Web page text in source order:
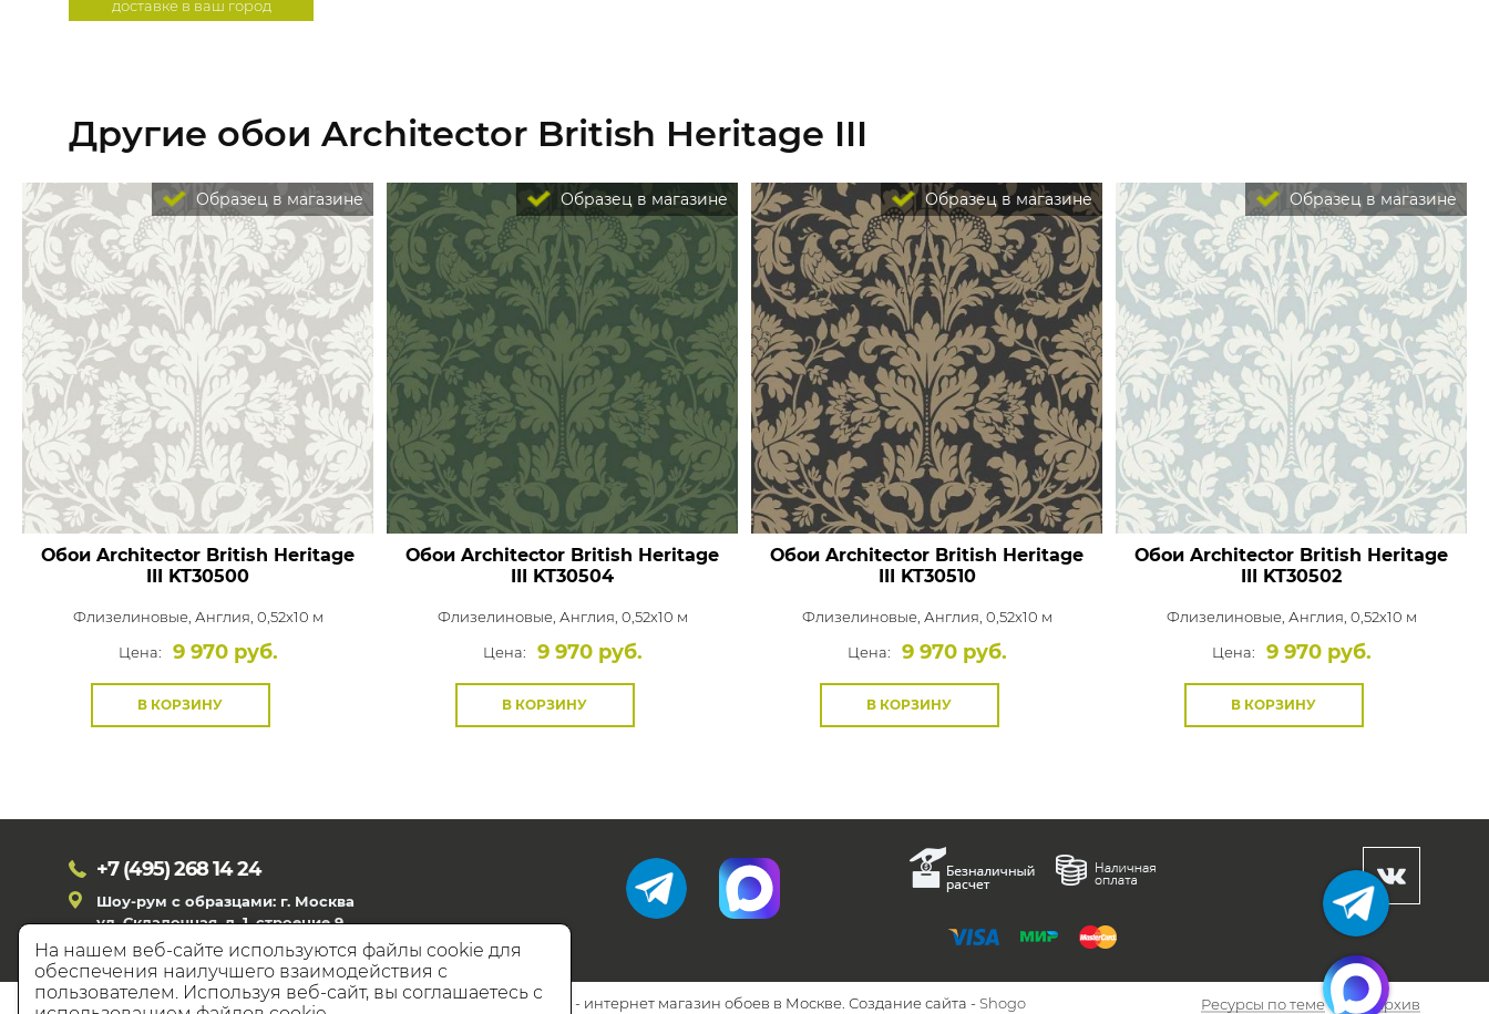
доставке в ваш город
Другие обои Architector British Heritage III
Образец в магазине
Обои Architector British Heritage
III KT30500
Флизелиновые, Англия, 0,52x10 м
Цена:
9 970 руб.
В КОРЗИНУ
Образец в магазине
Обои Architector British Heritage
III KT30504
Флизелиновые, Англия, 0,52x10 м
Цена:
9 970 руб.
В КОРЗИНУ
Образец в магазине
Обои Architector British Heritage
III KT30510
Флизелиновые, Англия, 0,52x10 м
Цена:
9 970 руб.
В КОРЗИНУ
Образец в магазине
Обои Architector British Heritage
III KT30502
Флизелиновые, Англия, 0,52x10 м
Цена:
9 970 руб.
В КОРЗИНУ
+7 (495)268 14 24
Шоу-рум с образцами: г. Москва
ул. Складочная, д. 1, строение 9
© 2026 Walls.ru - интернет магазин обоев в Москве. Создание сайта - Shogo Ресурсы по теме Архив
На нашем веб-сайте используются файлы cookie для
обеспечения наилучшего взаимодействия с
пользователем. Используя веб-сайт, вы соглашаетесь с